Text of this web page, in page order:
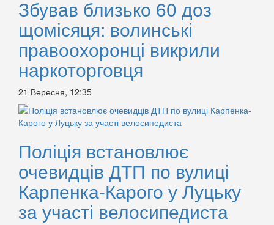
Збував близько 60 доз
щомісяця: волинські
правоохоронці викрили
наркоторговця
21 Вересня, 12:35
Поліція встановлює
очевидців ДТП по вулиці
Карпенка-Карого у Луцьку
за участі велосипедиста